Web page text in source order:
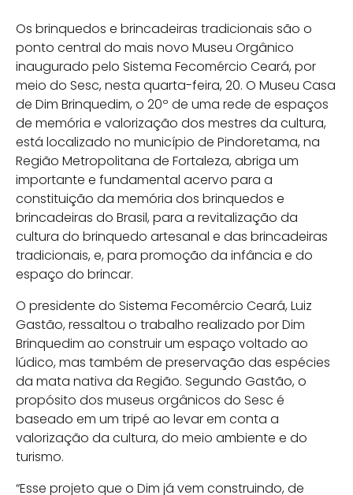
Os brinquedos e brincadeiras tradicionais são o
ponto central do mais novo Museu Orgânico
inaugurado pelo Sistema Fecomércio Ceará, por
meio do Sesc, nesta quarta-feira, 20. O Museu Casa
de Dim Brinquedim, o 20º de uma rede de espaços
de memória e valorização dos mestres da cultura,
está localizado no município de Pindoretama, na
Região Metropolitana de Fortaleza, abriga um
importante e fundamental acervo para a
constituição da memória dos brinquedos e
brincadeiras do Brasil, para a revitalização da
cultura do brinquedo artesanal e das brincadeiras
tradicionais, e, para promoção da infância e do
espaço do brincar.
O presidente do Sistema Fecomércio Ceará, Luiz
Gastão, ressaltou o trabalho realizado por Dim
Brinquedim ao construir um espaço voltado ao
lúdico, mas também de preservação das espécies
da mata nativa da Região. Segundo Gastão, o
propósito dos museus orgânicos do Sesc é
baseado em um tripé ao levar em conta a
valorização da cultura, do meio ambiente e do
turismo.
“Esse projeto que o Dim já vem construindo, de